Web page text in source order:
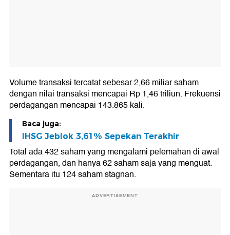
Volume transaksi tercatat sebesar 2,66 miliar saham
dengan nilai transaksi mencapai Rp 1,46 triliun. Frekuensi
perdagangan mencapai 143.865 kali.
Baca juga:
IHSG Jeblok 3,61% Sepekan Terakhir
Total ada 432 saham yang mengalami pelemahan di awal
perdagangan, dan hanya 62 saham saja yang menguat.
Sementara itu 124 saham stagnan.
ADVERTISEMENT